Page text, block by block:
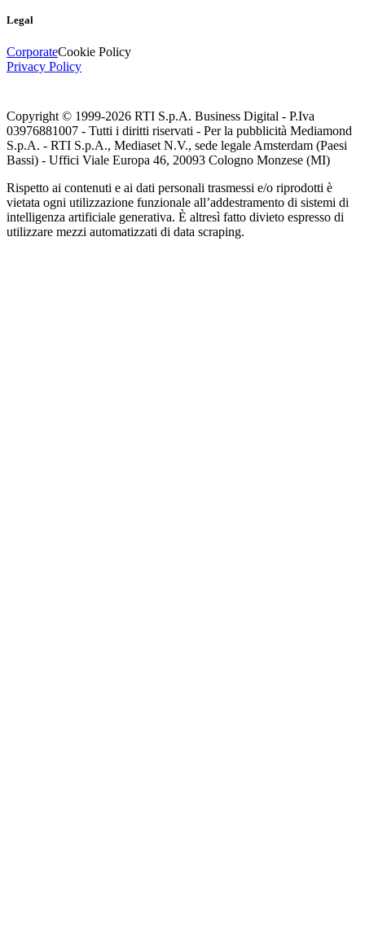
Legal
CorporateCookie Policy
Privacy Policy
Copyright © 1999-2026 RTI S.p.A. Business Digital - P.Iva
03976881007 - Tutti i diritti riservati - Per la pubblicità Mediamond
S.p.A. - RTI S.p.A., Mediaset N.V., sede legale Amsterdam (Paesi
Bassi) - Uffici Viale Europa 46, 20093 Cologno Monzese (MI)
Rispetto ai contenuti e ai dati personali trasmessi e/o riprodotti è
vietata ogni utilizzazione funzionale all’addestramento di sistemi di
intelligenza artificiale generativa. È altresì fatto divieto espresso di
utilizzare mezzi automatizzati di data scraping.